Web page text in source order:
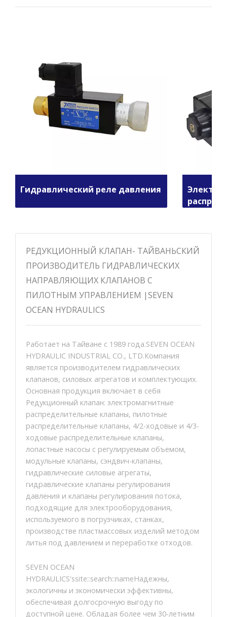
Гидравлический реле давления
РЕДУКЦИОННЫЙ КЛАПАН- ТАЙВАНЬСКИЙ
ПРОИЗВОДИТЕЛЬ ГИДРАВЛИЧЕСКИХ
НАПРАВЛЯЮЩИХ КЛАПАНОВ С
ПИЛОТНЫМ УПРАВЛЕНИЕМ |SEVEN
OCEAN HYDRAULICS
Работает на Тайване с 1989 года.SEVEN OCEAN
HYDRAULIC INDUSTRIAL CO., LTD.Компания
является производителем гидравлических
клапанов, силовых агрегатов и комплектующих.
Основная продукция включает в себя
Редукционный клапан: электромагнитные
распределительные клапаны, пилотные
распределительные клапаны, 4/2-ходовые и 4/3-
ходовые распределительные клапаны,
лопастные насосы с регулируемым объемом,
модульные клапаны, сэндвич-клапаны,
гидравлические силовые агрегаты,
гидравлические клапаны регулирования
давления и клапаны регулирования потока,
подходящие для электрооборудования,
используемого в погрузчиках, станках,
производстве пластмассовых изделий методом
литья под давлением и переработке отходов.
SEVEN OCEAN
HYDRAULICS'ssite::search::nameНадежны,
экологичны и экономически эффективны,
обеспечивая долгосрочную выгоду по
доступной цене. Обладая более чем 30-летним